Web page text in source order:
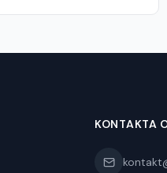
KONTAKTA